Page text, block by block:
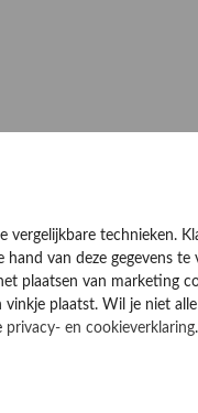
vergelijkbare technieken.
van deze gegevens
plaatsen van marketing
plaatst. Wil je niet
privacy- en cookieverklaring.